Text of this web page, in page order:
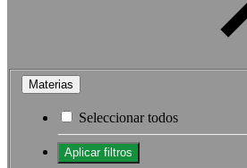
Materias
Seleccionar todos